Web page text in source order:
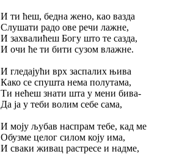
И ти ћеш, бедна жено, као вазда
Слушати радо ове речи лажне,
И захвалићеш Богу што те сазда,
И очи ће ти бити сузом влажне.
И гледајући врх заспалих њива
Како се спушта нема полутама,
Ти нећеш знати шта у мени бива-
Да ја у теби волим себе сама,
И моју љубав наспрам тебе, кад ме
Обузме целог силом коју има,
И сваки живац растресе и надме,